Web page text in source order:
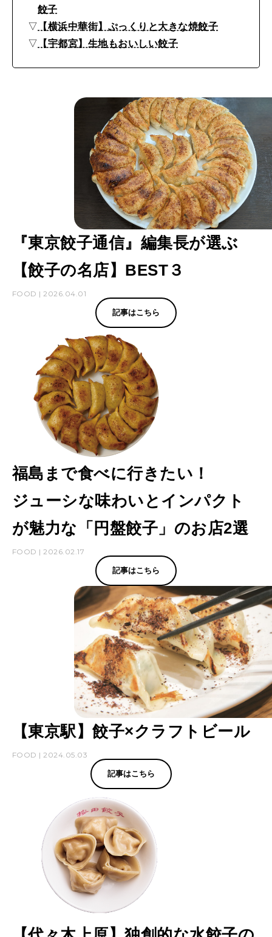
餃子
▽ 【横浜中華街】ぷっくりと大きな焼餃子
▽ 【宇都宮】生地もおいしい餃子
『東京餃子通信』編集長が選ぶ
【餃子の名店】BEST３
FOOD | 2026.04.01
記事はこちら
福島まで食べに行きたい！
ジューシな味わいとインパクト
が魅力な「円盤餃子」のお店2選
FOOD | 2026.02.17
記事はこちら
【東京駅】餃子×クラフトビール
FOOD | 2024.05.03
記事はこちら